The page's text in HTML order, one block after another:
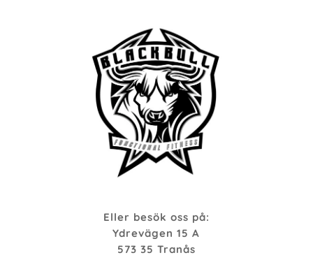
Eller besök oss på:
Ydrevägen 15 A
573 35 Tranås